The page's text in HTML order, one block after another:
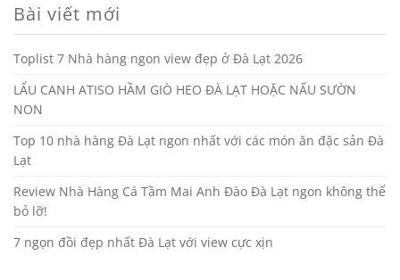
Bài viết mới
Toplist 7 Nhà hàng ngon view đẹp ở Đà Lạt 2026
LẨU CANH ATISO HẦM GIÒ HEO ĐÀ LẠT HOẶC NẤU SƯỜN
NON
Top 10 nhà hàng Đà Lạt ngon nhất với các món ăn đặc sản Đà
Lạt
Review Nhà Hàng Cá Tầm Mai Anh Đào Đà Lạt ngon không thể
bỏ lỡ!
7 ngọn đồi đẹp nhất Đà Lạt với view cực xịn